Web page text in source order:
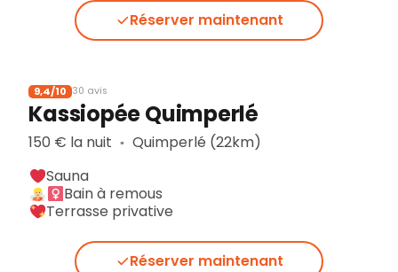
Réserver maintenant
9,4/10 30 avis
Kassiopée Quimperlé
150 € la nuit ▪︎ Quimperlé (22km)
Sauna
Bain à remous
Terrasse privative
Réserver maintenant